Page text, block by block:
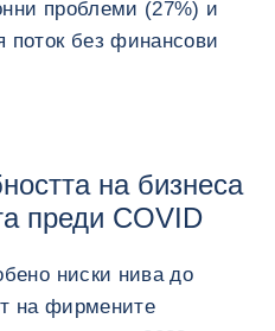
проблеми (27%) и
поток без финансови
на бизнеса
преди COVID
ниски нива до
на фирмените